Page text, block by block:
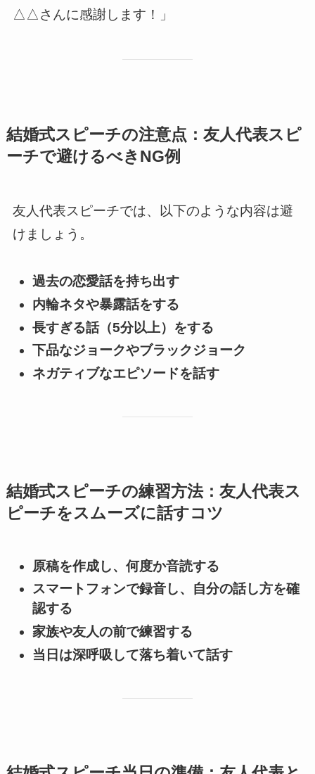
△△さんに感謝します！」
結婚式スピーチの注意点：友人代表スピ
ーチで避けるべきNG例
友人代表スピーチでは、以下のような内容は避
けましょう。
過去の恋愛話を持ち出す
内輪ネタや暴露話をする
長すぎる話（5分以上）をする
下品なジョークやブラックジョーク
ネガティブなエピソードを話す
結婚式スピーチの練習方法：友人代表ス
ピーチをスムーズに話すコツ
原稿を作成し、何度か音読する
スマートフォンで録音し、自分の話し方を確
認する
家族や友人の前で練習する
当日は深呼吸して落ち着いて話す